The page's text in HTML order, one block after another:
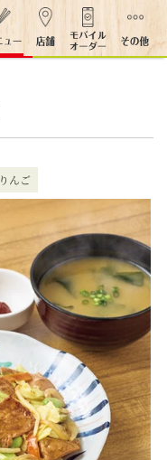
りんご